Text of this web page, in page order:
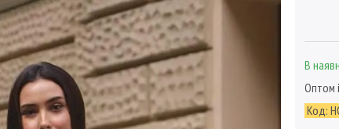
В
Оптом
Код: